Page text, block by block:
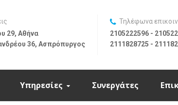
29, Αθήνα
36, Ασπρόπυργος
Τηλέφωνα
2105222596 -
2111828725 -
Υπηρεσίες Συνεργάτες